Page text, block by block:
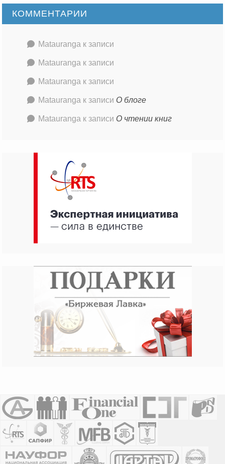
КОММЕНТАРИИ
Matauranga к записи
Matauranga к записи
Matauranga к записи
Matauranga к записи О блоге
Matauranga к записи О чтении книг